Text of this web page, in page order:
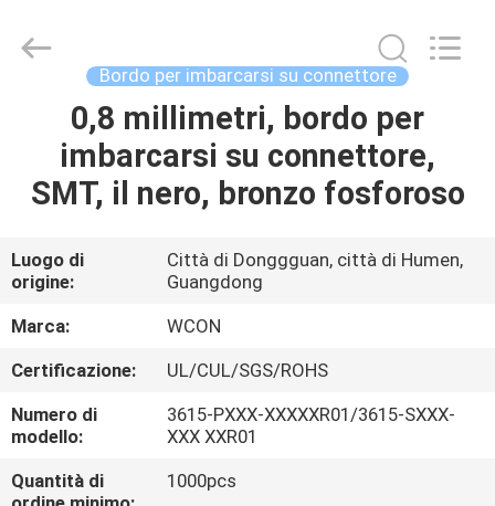
CASA
PRODOTTI
CIRCA
NOI
GIRO
DELLA
FABBRICA
GUANGDONG)
Bordo per imbarcarsi su connettore
0,8 millimetri, bordo per
imbarcarsi su connettore,
SMT, il nero, bronzo fosforoso
Luogo di
origine:
Città di Donggguan, città di Humen,
Guangdong
Marca:
WCON
Certificazione:
UL/CUL/SGS/ROHS
Numero di
modello:
3615-PXXX-XXXXXR01/3615-SXXX-
XXX XXR01
Quantità di
1000pcs